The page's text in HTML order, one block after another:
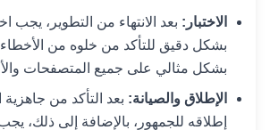
الاختبار: بعد الانتهاء من التطوير، يجب
بشكل دقيق للتأكد من خلوه من
بشكل مثالي على جميع المتصفحات
الإطلاق والصيانة: بعد التأكد من جاهزية
إطلاقه للجمهور، بالإضافة إلى ذلك،